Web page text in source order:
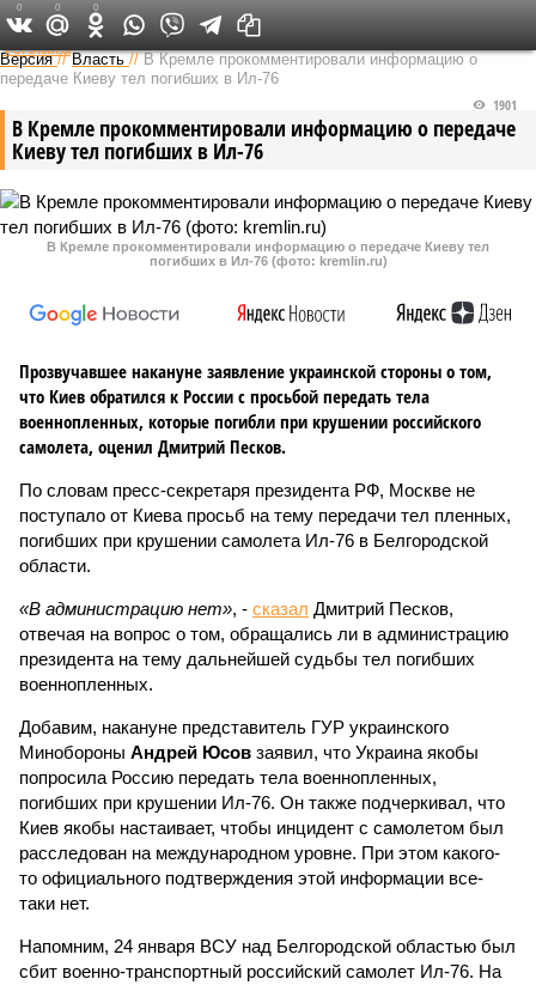
Федеральный выпуск
Версия //Власть //В Кремле прокомментировали информацию о
передаче Киеву тел погибших в Ил-76
В Кремле прокомментировали информацию о передаче
Киеву тел погибших в Ил-76
1901
В Кремле прокомментировали информацию о передаче Киеву тел
погибших в Ил-76 (фото: kremlin.ru)
Прозвучавшее накануне заявление украинской стороны о том,
что Киев обратился к России с просьбой передать тела
военнопленных, которые погибли при крушении российского
самолета, оценил Дмитрий Песков.
По словам пресс-секретаря президента РФ, Москве не
поступало от Киева просьб на тему передачи тел пленных,
погибших при крушении самолета Ил-76 в Белгородской
области.
«В администрацию нет», - сказал Дмитрий Песков,
отвечая на вопрос о том, обращались ли в администрацию
президента на тему дальнейшей судьбы тел погибших
военнопленных.
Добавим, накануне представитель ГУР украинского
Минобороны Андрей Юсов заявил, что Украина якобы
попросила Россию передать тела военнопленных,
погибших при крушении Ил-76. Он также подчеркивал, что
Киев якобы настаивает, чтобы инцидент с самолетом был
расследован на международном уровне. При этом какого-
то официального подтверждения этой информации все-
таки нет.
Напомним, 24 января ВСУ над Белгородской областью был
сбит военно-транспортный российский самолет Ил-76. На
0 0 0